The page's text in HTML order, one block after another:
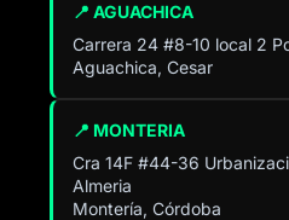
📍 AGUACHICA
Carrera 24 #8-10 local 2
Aguachica, Cesar
📍 MONTERIA
Cra 14F #44-36
Almeria
Montería, Córdoba